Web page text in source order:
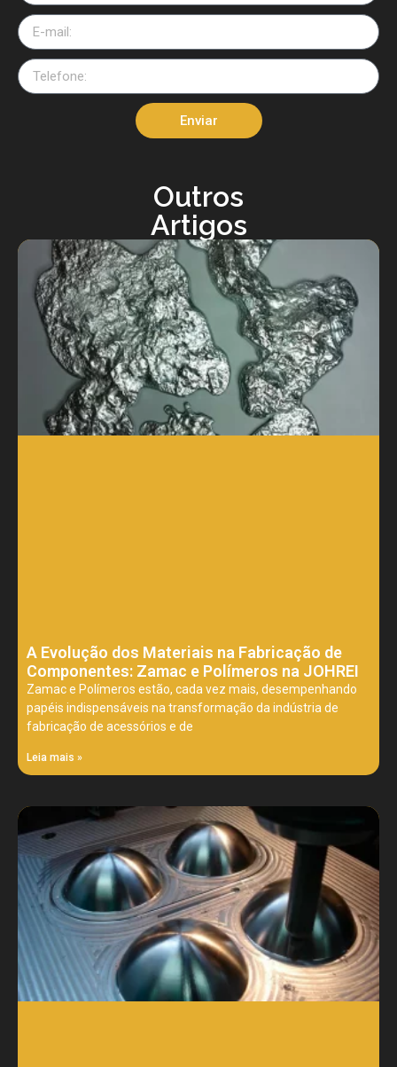
Enviar
Outros
Artigos
A Evolução dos Materiais na Fabricação de
Componentes: Zamac e Polímeros na JOHREI
Zamac e Polímeros estão, cada vez mais, desempenhando
papéis indispensáveis na transformação da indústria de
fabricação de acessórios e de
Leia mais »